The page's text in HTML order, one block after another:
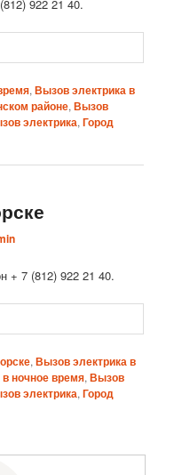
922 21 40.
,Вызов электрика в
районе,Вызов
электрика,Город
+ 7 (812) 922 21 40.
,Вызов электрика в
ночное время,Вызов
электрика,Город